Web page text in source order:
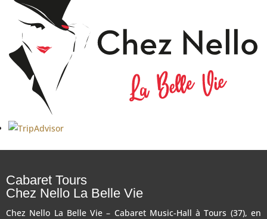
Cabaret Tours
Chez Nello La Belle Vie
Chez Nello La Belle Vie – Cabaret Music-Hall à Tours (37), en